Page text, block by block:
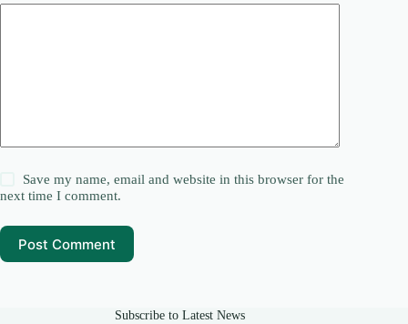
Save my name, email and website in this browser for the
next time I comment.
Post Comment
Subscribe to Latest News